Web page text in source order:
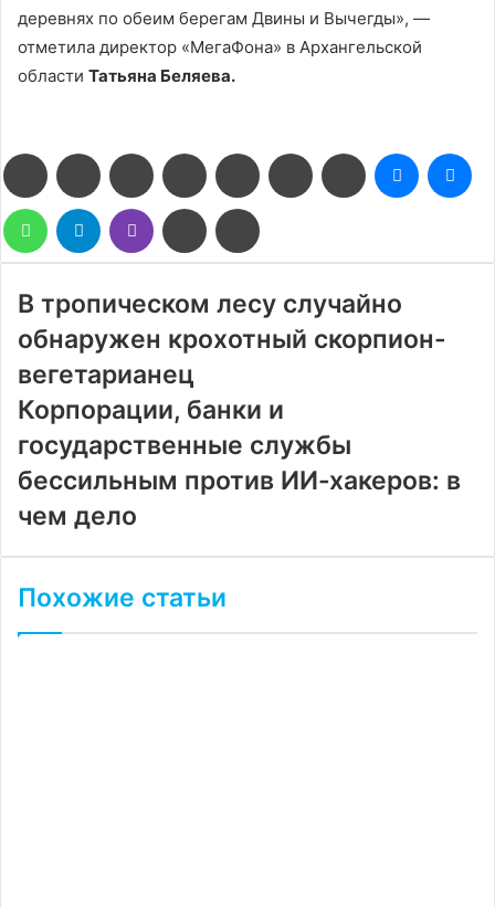
деревнях по обеим берегам Двины и Вычегды», —
отметила директор «МегаФона» в Архангельской
области Татьяна Беляева.
FacebookTwitter LinkedIn Pinterest Reddit ВконтактеОдноклассники
Messenger
WhatsAppTelegram Viber
Поделиться
через
электронную
В тропическом лесу случайно
обнаружен крохотный скорпион-
вегетарианец
Корпорации, банки и
государственные службы
бессильным против ИИ-хакеров: в
чем дело
Похожие статьи